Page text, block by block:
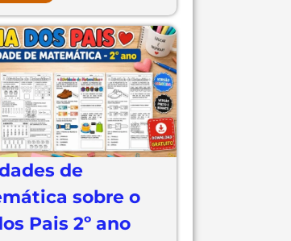
de
sobre o
Pais 2º ano